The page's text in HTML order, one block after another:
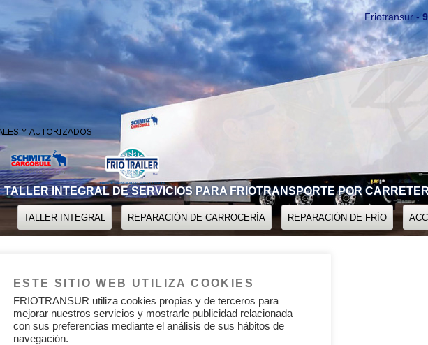
Friotransur -
TALLER INTEGRAL DE SERVICIOS PARA FRIOTRANSPORTE POR
TALLER INTEGRAL REPARACIÓN DE CARROCERÍA REPARACIÓN DE FRÍO
Siguiente
entrada
ESTE SITIO WEB UTILIZA COOKIES
FRIOTRANSUR utiliza cookies propias y de terceros para
mejorar nuestros servicios y mostrarle publicidad relacionada
con sus preferencias mediante el análisis de sus hábitos de
navegación.